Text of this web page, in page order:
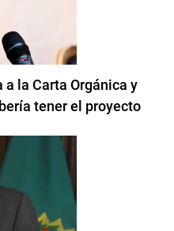
a la Carta Orgánica y
tener el proyecto